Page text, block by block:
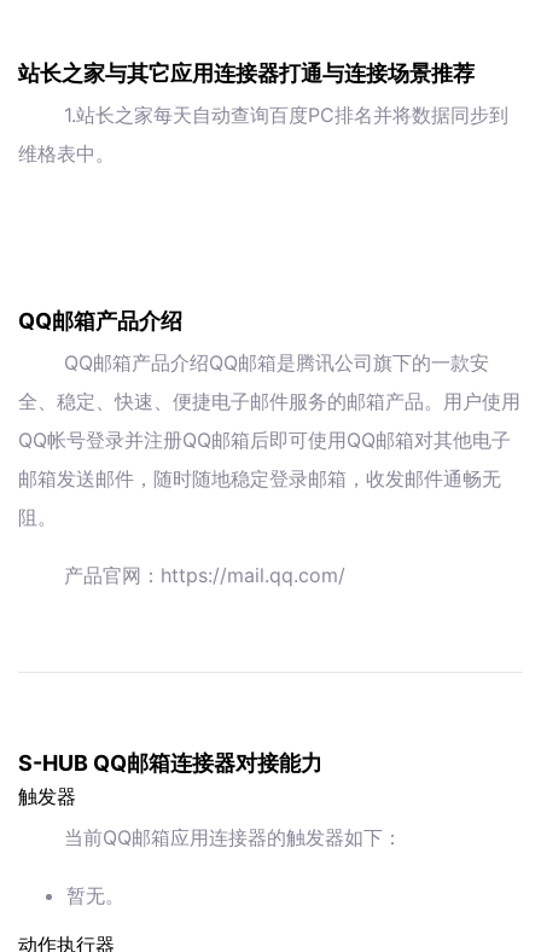
站长之家与其它应用连接器打通与连接场景推荐
1.站长之家每天自动查询百度PC排名并将数据同步到
维格表中。
QQ邮箱产品介绍
QQ邮箱产品介绍QQ邮箱是腾讯公司旗下的一款安
全、稳定、快速、便捷电子邮件服务的邮箱产品。用户使用
QQ帐号登录并注册QQ邮箱后即可使用QQ邮箱对其他电子
邮箱发送邮件，随时随地稳定登录邮箱，收发邮件通畅无
阻。
产品官网：https://mail.qq.com/
S-HUB QQ邮箱连接器对接能力
触发器
当前QQ邮箱应用连接器的触发器如下：
暂无。
动作执行器